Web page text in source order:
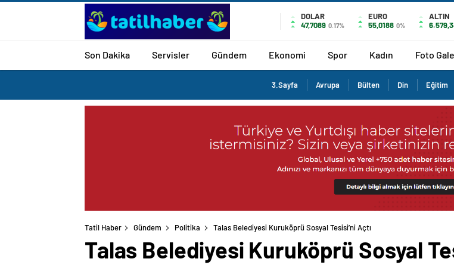
DOLAR
47,7089 0.17%
EURO
55,0188 0%
ALTIN
Son Dakika Servisler Gündem Ekonomi Spor Kadın Foto
3.Sayfa Avrupa Bülten Din Eğitim
Tatil Haber Gündem Politika Talas Belediyesi Kuruköprü Sosyal Tesisi’ni Açtı
Talas Belediyesi Kuruköprü Sosyal